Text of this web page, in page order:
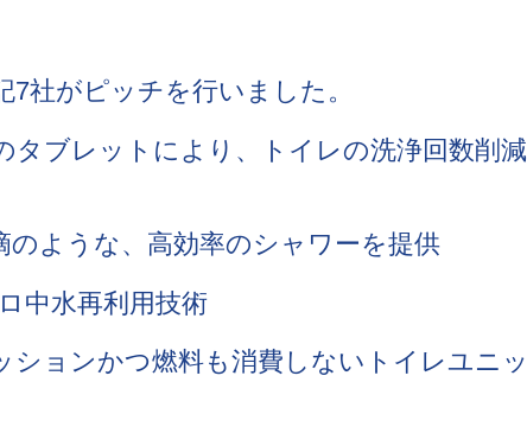
社がピッチを行いました。
タブレットにより、トイレの洗浄回数削減
のような、高効率のシャワーを提供
中水再利用技術
ションかつ燃料も消費しないトイレユニッ